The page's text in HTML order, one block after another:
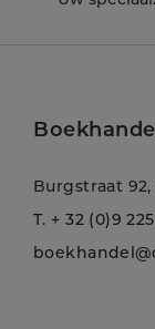
Burgstraat
T. + 32 (0)9